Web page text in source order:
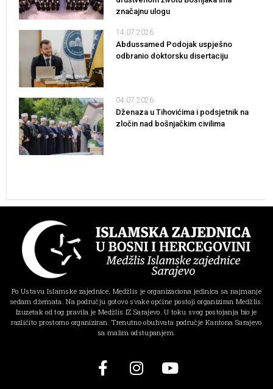
značajnu ulogu
14.07.2026
Abdussamed Podojak uspješno
odbranio doktorsku disertaciju
04.07.2026
Dženaza u Tihovićima i podsjetnik na
zločin nad bošnjačkim civilima
Po Ustavu Islamske zajednice, Medžlis je organizaciona jedinica sa najmanje
sedam džemata. Na području gotovo svake općine postoji organiziran Medžlis.
Izuzetak od tog pravila je Medžlis IZ Sarajevo. U toku svog postojanja bio je
različito prostorno organiziran. Trenutno obuhvata područje Kantona Sarajevo
sa malim odstupanjem.